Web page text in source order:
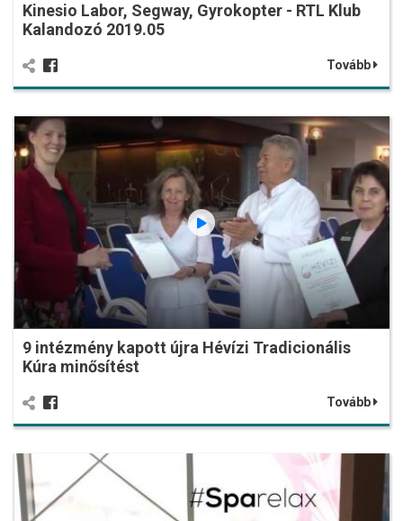
Kinesio Labor, Segway, Gyrokopter - RTL Klub
Kalandozó 2019.05
Tovább
9 intézmény kapott újra Hévízi Tradicionális
Kúra minősítést
Tovább